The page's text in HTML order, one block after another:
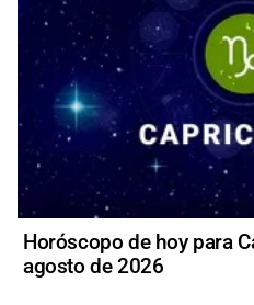
Horóscopo de hoy para
agosto de 2026